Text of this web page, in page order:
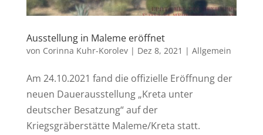
Ausstellung in Maleme eröffnet
von Corinna Kuhr-Korolev| Dez 8, 2021 | Allgemein
Am 24.10.2021 fand die offizielle Eröffnung der
neuen Dauerausstellung „Kreta unter
deutscher Besatzung“ auf der
Kriegsgräberstätte Maleme/Kreta statt.